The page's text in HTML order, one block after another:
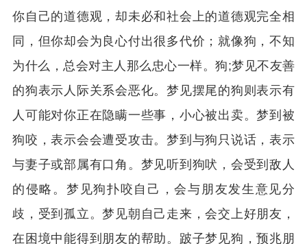
你自己的道德观，却未必和社会上的道德观完全相
同，但你却会为良心付出很多代价；就像狗，不知
为什么，总会对主人那么忠心一样。狗;梦见不友善
的狗表示人际关系会恶化。梦见摆尾的狗则表示有
人可能对你正在隐瞒一些事，小心被出卖。梦到被
狗咬，表示会会遭受攻击。梦到与狗只说话，表示
与妻子或部属有口角。梦见听到狗吠，会受到敌人
的侵略。梦见狗扑咬自己，会与朋友发生意见分
歧，受到孤立。梦见朝自己走来，会交上好朋友，
在困境中能得到朋友的帮助。跛子梦见狗，预兆朋